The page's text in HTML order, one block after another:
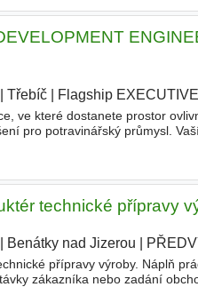
Třebíč Flagship
ve které dostanete prostor
pro potravinářský průmysl.
technické přípravy
Benátky nad Jizerou
přípravy výroby. Náplň
zákazníka nebo zadání